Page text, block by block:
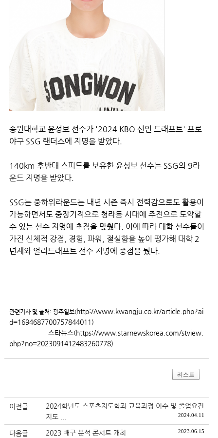
송원대학교 윤성보 선수가 '2024 KBO 신인 드래프트' 프로
야구 SSG 랜더스에 지명을 받았다.
140km 후반대 스피드를 보유한 윤성보 선수는 SSG의 9라
운드 지명을 받았다.
SSG는 중하위라운드는 내년 시즌 즉시 전력감으로도 활용이
가능하면서도 중장기적으로 청라돔 시대에 주전으로 도약할
수 있는 선수 지명에 초점을 맞췄다. 이에 따라 대학 선수들이
가진 신체적 강점, 경험, 파워, 절실함을 높이 평가해 대학 2
년제와 얼리드래프트 선수 지명에 중점을 뒀다.
관련기사 및 출처: 광주일보(http://www.kwangju.co.kr/article.php?ai
d=1694687700757844011)
스타뉴스(https://www.starnewskorea.com/stview.
php?no=2023091412483260778)
리스트
이전글
2024학년도 스포츠지도학과 교육과정 이수 및 졸업요건
지도 ...
2024.04.11
다음글 2023 배구 분석 콘서트 개최 2023.06.15